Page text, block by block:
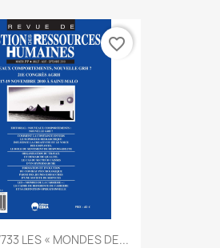
LES « MONDES DE...
favorite_border